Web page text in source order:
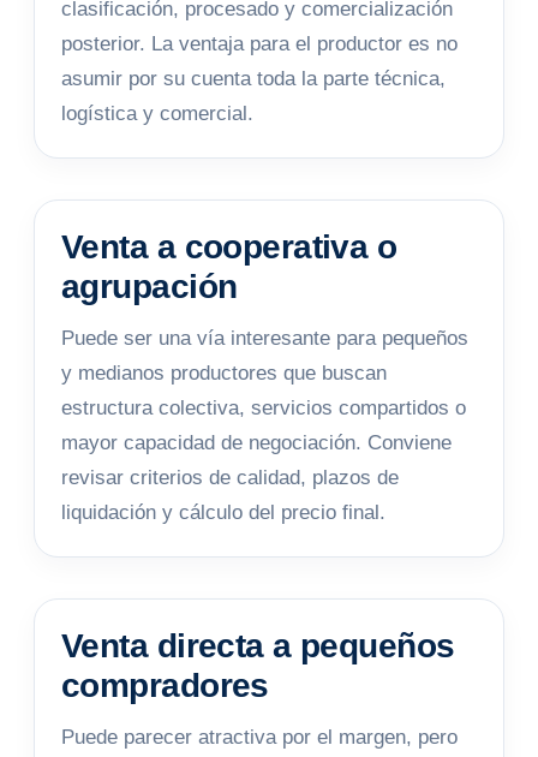
clasificación, procesado y comercialización
posterior. La ventaja para el productor es no
asumir por su cuenta toda la parte técnica,
logística y comercial.
Venta a cooperativa o
agrupación
Puede ser una vía interesante para pequeños
y medianos productores que buscan
estructura colectiva, servicios compartidos o
mayor capacidad de negociación. Conviene
revisar criterios de calidad, plazos de
liquidación y cálculo del precio final.
Venta directa a pequeños
compradores
Puede parecer atractiva por el margen, pero